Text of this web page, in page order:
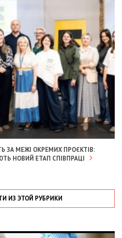
ЗА МЕЖІ ОКРЕМИХ ПРОЄКТІВ:
НОВИЙ ЕТАП СПІВПРАЦІ
ИЗ ЭТОЙ РУБРИКИ